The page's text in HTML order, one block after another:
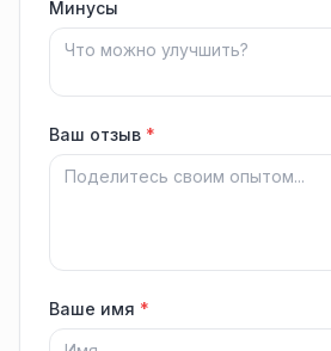
Минусы
Ваш отзыв *
Ваше имя *